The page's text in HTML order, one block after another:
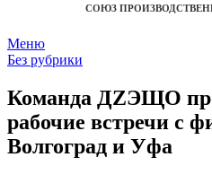
СОЮЗ
Меню
Без рубрики
Команда ДZЭЩО
рабочие встречи с
Волгоград и Уфа